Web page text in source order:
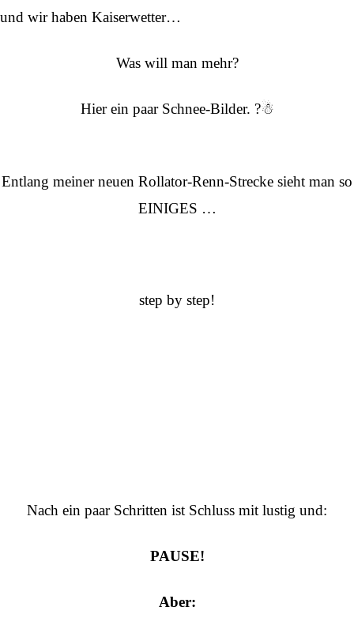
und wir haben Kaiserwetter…
Was will man mehr?
Hier ein paar Schnee-Bilder. ?☃
Entlang meiner neuen Rollator-Renn-Strecke sieht man so
EINIGES …
step by step!
Nach ein paar Schritten ist Schluss mit lustig und:
PAUSE!
Aber: